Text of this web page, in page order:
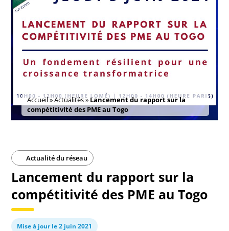
Accueil»Actualités» Lancement du rapport sur la
compétitivité des PME au Togo
Actualité du réseau
Lancement du rapport sur la
compétitivité des PME au Togo
Mise à jour le 2 juin 2021